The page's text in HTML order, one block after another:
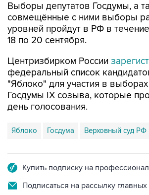
Выборы депутатов Госдумы, а
совмещённые с ними выборы
уровней пройдут в РФ в
18 по 20 сентября.
Центризбирком России
федеральный список
"Яблоко" для участия в выборах
Госдумы IX созыва, которые
день голосования.
Яблоко Госдума Верховный суд РФ
Купить подписку на
Подписаться на рассылку главных